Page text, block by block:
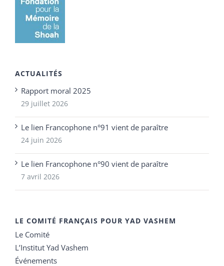
ACTUALITÉS
Rapport moral 2025
29 juillet 2026
Le lien Francophone n°91 vient de paraître
24 juin 2026
Le lien Francophone n°90 vient de paraître
7 avril 2026
LE COMITÉ FRANÇAIS POUR YAD VASHEM
Le Comité
L’Institut Yad Vashem
Événements